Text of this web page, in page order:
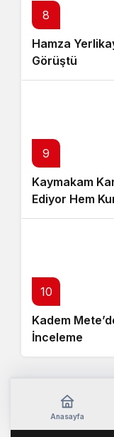
8
Hamza
Görüştü
9
Kaymakam
Ediyor Hem
10
Kadem
İnceleme
Anasayfa